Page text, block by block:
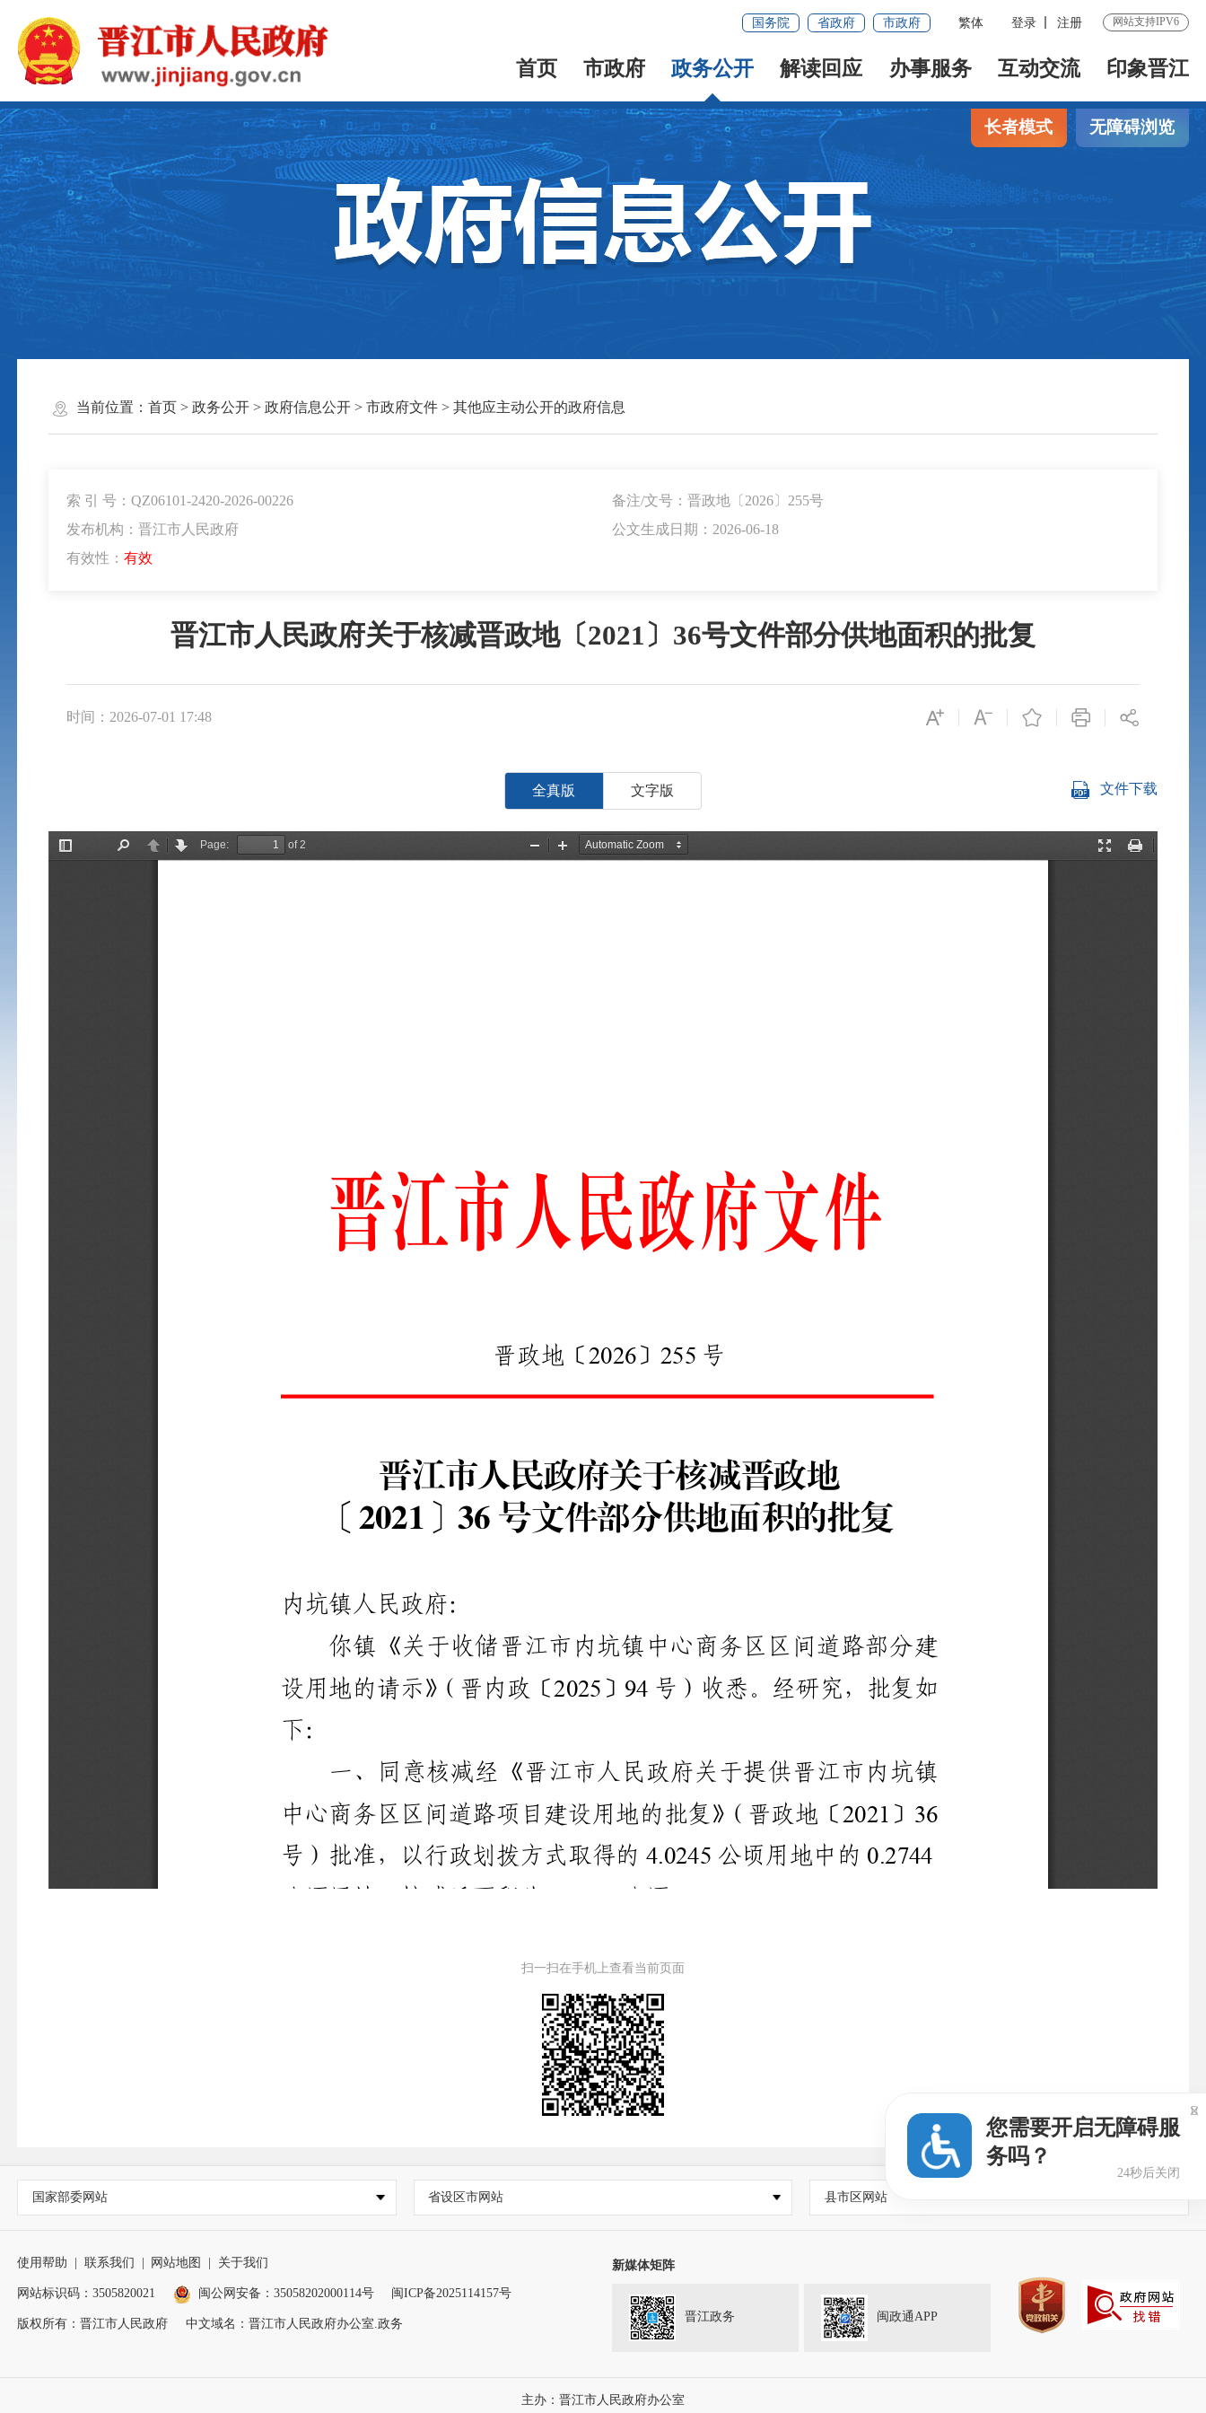
国务院 省政府 市政府 繁体 登录 注册 网站支持IPV6
首页 市政府 政务公开 解读回应 办事服务 互动交流 印象晋江
长者模式 无障碍浏览
当前位置： 首页> 政务公开> 政府信息公开> 市政府文件> 其他应主动公开的政府信息
索 引 号：QZ06101-2420-2026-00226
备注/文号：晋政地〔2026〕255号
发布机构：晋江市人民政府
公文生成日期：2026-06-18
有效性： 有效
晋江市人民政府关于核减晋政地〔2021〕36号文件部分供地面积的批复
时间：2026-07-01 17:48
全真版 文字版 文件下载
扫一扫在手机上查看当前页面
国家部委网站 省设区市网站 县市区网站
使用帮助 联系我们 网站地图 关于我们
网站标识码：3505820021 闽公网安备：35058202000114号 闽ICP备2025114157号
版权所有：晋江市人民政府 中文域名：晋江市人民政府办公室.政务
新媒体矩阵
晋江政务 闽政通APP
主办：晋江市人民政府办公室
您需要开启无障碍服
务吗？
24秒后关闭
